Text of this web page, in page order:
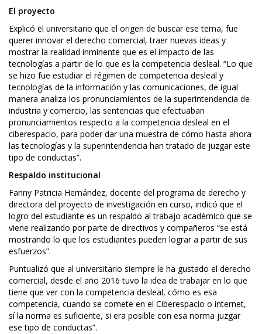
El proyecto
Explicó el universitario que el origen de buscar ese tema, fue
querer innovar el derecho comercial, traer nuevas ideas y
mostrar la realidad inminente que es el impacto de las
tecnologías a partir de lo que es la competencia desleal. “Lo que
se hizo fue estudiar el régimen de competencia desleal y
tecnologías de la información y las comunicaciones, de igual
manera analiza los pronunciamientos de la superintendencia de
industria y comercio, las sentencias que efectuaban
pronunciamientos respecto a la competencia desleal en el
ciberespacio, para poder dar una muestra de cómo hasta ahora
las tecnologías y la superintendencia han tratado de juzgar este
tipo de conductas”.
Respaldo institucional
Fanny Patricia Hernández, docente del programa de derecho y
directora del proyecto de investigación en curso, indicó que el
logro del estudiante es un respaldo al trabajo académico que se
viene realizando por parte de directivos y compañeros “se está
mostrando lo que los estudiantes pueden lograr a partir de sus
esfuerzos”.
Puntualizó que al universitario siempre le ha gustado el derecho
comercial, desde el año 2016 tuvo la idea de trabajar en lo que
tiene que ver con la competencia desleal, cómo es esa
competencia, cuando se comete en el Ciberespacio o internet,
sí la norma es suficiente, si era posible con esa norma juzgar
ese tipo de conductas”.